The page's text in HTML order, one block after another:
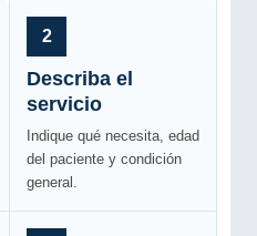
2
Describa el
servicio
Indique qué necesita, edad
del paciente y condición
general.